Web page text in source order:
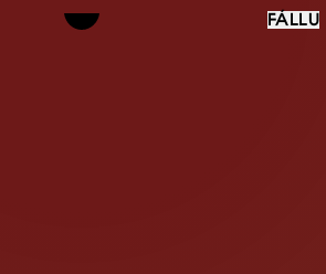
FÁLLU